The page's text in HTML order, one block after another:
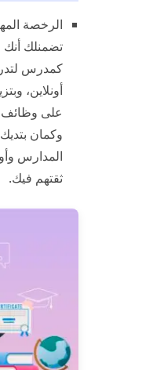
الرخصة
تضمنلك
كمدرس
أونلاين،
على وظائف
وكمان
المدارس
ثقتهم فيك.